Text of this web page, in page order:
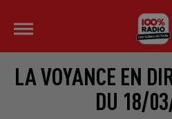
LA VOYANCE EN
DU 18/